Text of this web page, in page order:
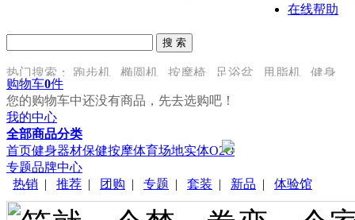
在线帮助
热门搜索： 跑步机 椭圆机 按摩椅 足浴盆 甩脂机
健身
车
购物车0件
您的购物车中还没有商品，先去选购吧！
我的中心
全部商品分类
首页健身器材保健按摩体育场地实体O2O
专题品牌中心
热销 | 推荐 | 团购 | 专题 | 套装 | 新品 | 体验馆